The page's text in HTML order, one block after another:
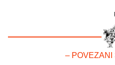
– POVEZANI